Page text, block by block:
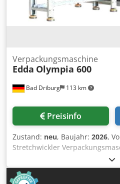
Bad Driburg 113 km
Verpackungsmaschine
Edda Olympia 600
Preisinfo
Zustand: neu, Baujahr: 2026,
Stretchwickler
Anwendung: Verpackung,
Produkten . Allgemeine
Hauptmotorleistung: 1,1 kW -